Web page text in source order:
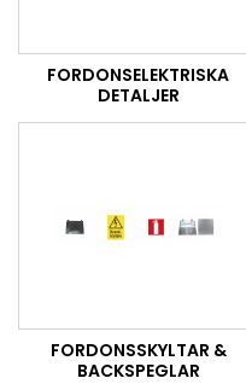
FORDONSELEKTRISKA
DETALJER
FORDONSSKYLTAR &
BACKSPEGLAR